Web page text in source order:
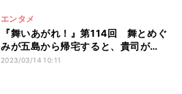
エンタメ
『舞いあがれ！』第114回 舞とめぐ
みが五島から帰宅すると、貴司が…
2023/03/14 10:11